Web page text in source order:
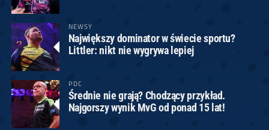
NEWSY
Największy dominator w świecie sportu?
Littler: nikt nie wygrywa lepiej
PDC
Średnie nie grają? Chodzący przykład.
Najgorszy wynik MvG od ponad 15 lat!